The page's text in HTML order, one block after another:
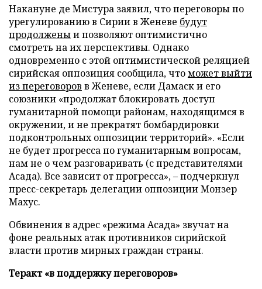
Накануне де Мистура заявил, что переговоры по
урегулированию в Сирии в Женеве будут
продолженыи позволяют оптимистично
смотреть на их перспективы. Однако
одновременно с этой оптимистической реляцией
сирийская оппозиция сообщила, чтоможет выйти
из переговоров в Женеве, если Дамаск и его
союзники «продолжат блокировать доступ
гуманитарной помощи районам, находящимся в
окружении, и не прекратят бомбардировки
подконтрольных оппозиции территорий». «Если
не будет прогресса по гуманитарным вопросам,
нам не о чем разговаривать (с представителями
Асада). Все зависит от прогресса», – подчеркнул
пресс-секретарь делегации оппозиции Монзер
Махус.
Обвинения в адрес «режима Асада» звучат на
фоне реальных атак противников сирийской
власти против мирных граждан страны.
Теракт «в поддержку переговоров»